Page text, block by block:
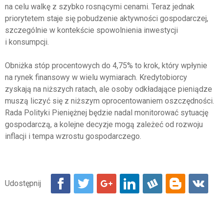
na celu walkę z szybko rosnącymi cenami. Teraz jednak
priorytetem staje się pobudzenie aktywności gospodarczej,
szczególnie w kontekście spowolnienia inwestycji
i konsumpcji.
Obniżka stóp procentowych do 4,75% to krok, który wpłynie
na rynek finansowy w wielu wymiarach. Kredytobiorcy
zyskają na niższych ratach, ale osoby odkładające pieniądze
muszą liczyć się z niższym oprocentowaniem oszczędności.
Rada Polityki Pieniężnej będzie nadal monitorować sytuację
gospodarczą, a kolejne decyzje mogą zależeć od rozwoju
inflacji i tempa wzrostu gospodarczego.